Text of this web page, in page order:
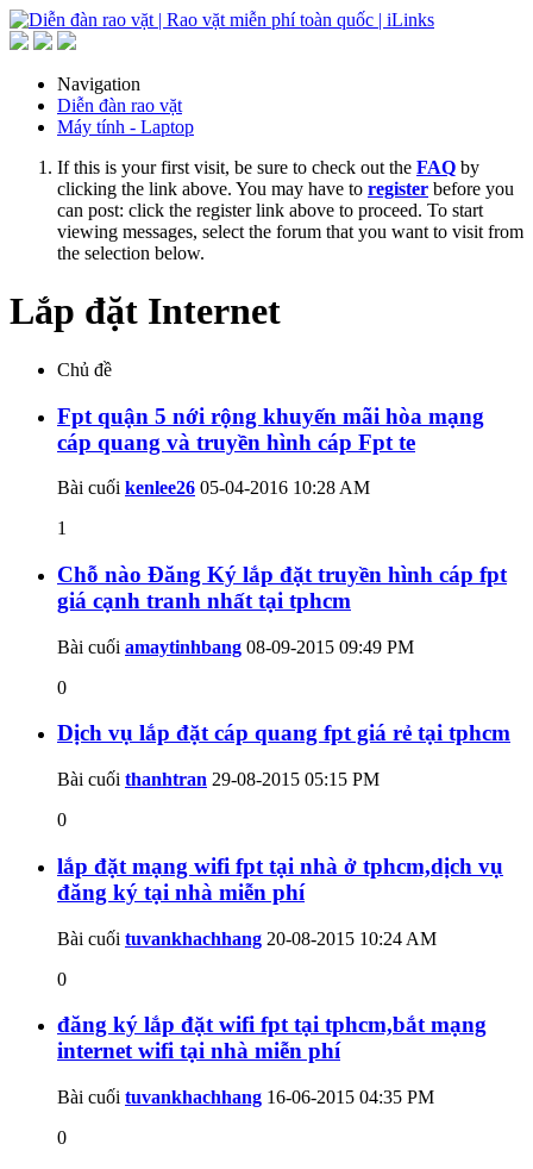
Navigation
Diễn đàn rao vặt
Máy tính - Laptop
If this is your first visit, be sure to check out the FAQ by
clicking the link above. You may have to register before you
can post: click the register link above to proceed. To start
viewing messages, select the forum that you want to visit from
the selection below.
Lắp đặt Internet
Chủ đề
Fpt quận 5 nới rộng khuyến mãi hòa mạng
cáp quang và truyền hình cáp Fpt te
Bài cuối kenlee26 05-04-2016 10:28 AM
1
Chỗ nào Đăng Ký lắp đặt truyền hình cáp fpt
giá cạnh tranh nhất tại tphcm
Bài cuối amaytinhbang 08-09-2015 09:49 PM
0
Dịch vụ lắp đặt cáp quang fpt giá rẻ tại tphcm
Bài cuối thanhtran 29-08-2015 05:15 PM
0
lắp đặt mạng wifi fpt tại nhà ở tphcm,dịch vụ
đăng ký tại nhà miễn phí
Bài cuối tuvankhachhang 20-08-2015 10:24 AM
0
đăng ký lắp đặt wifi fpt tại tphcm,bắt mạng
internet wifi tại nhà miễn phí
Bài cuối tuvankhachhang 16-06-2015 04:35 PM
0